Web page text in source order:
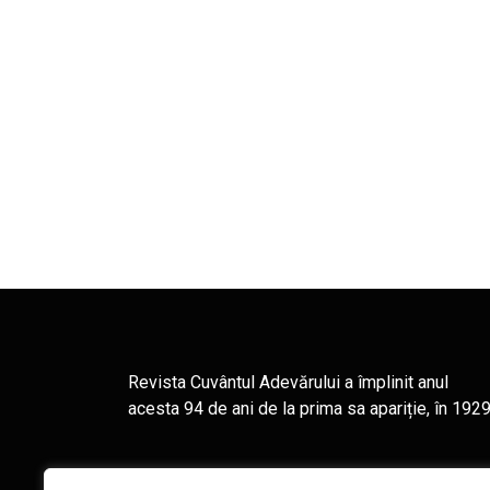
Revista Cuvântul Adevărului a împlinit anul
acesta 94 de ani de la prima sa apariție, în